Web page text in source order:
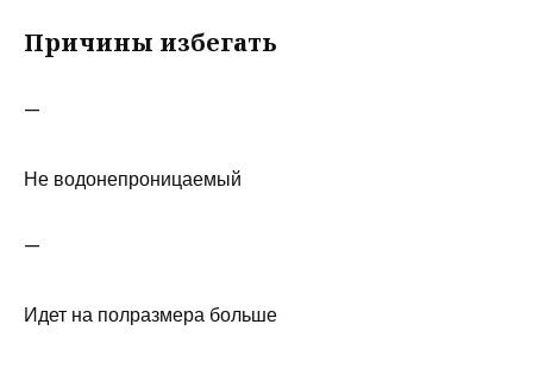
Причины избегать
—
Не водонепроницаемый
—
Идет на полразмера больше